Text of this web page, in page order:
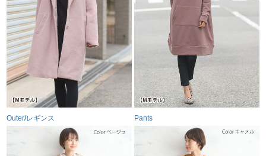
Outer/レギンス Pants